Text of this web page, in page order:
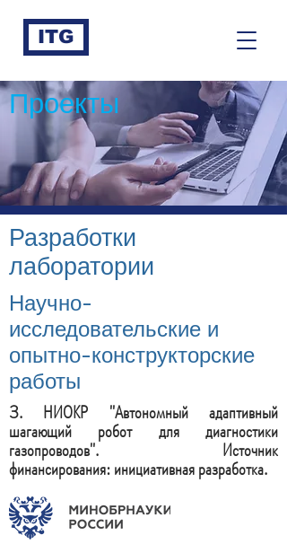
ITG
Проекты
Разработки
лаборатории
Научно-
исследовательские и
опытно-конструкторские
работы
3. НИОКР "Автономный адаптивный
шагающий робот для диагностики
газопроводов". Источник
финансирования:инициативная разработка.